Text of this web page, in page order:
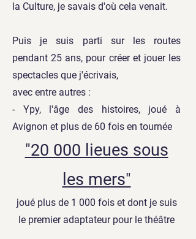
la Culture, je savais d'où cela venait.
Puis je suis parti sur les routes
pendant 25 ans, pour créer et jouer les
spectacles que j'écrivais,
avec entre autres :
- Ypy, l'âge des histoires, joué à
Avignon et plus de 60 fois en tournée
"20 000 lieues sous
les mers"
joué plus de 1 000 fois et dont je suis
le premier adaptateur pour le théâtre